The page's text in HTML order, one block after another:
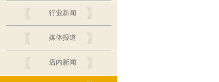
行业新闻
媒体报道
店内新闻